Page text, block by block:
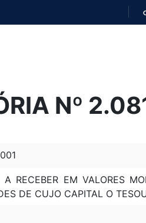
Nº
RECEBER EM VALORES
DE CUJO CAPITAL O